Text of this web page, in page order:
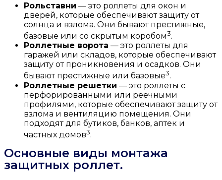
Рольставни — это роллеты для окон и
дверей, которые обеспечивают защиту от
солнца и взлома. Они бывают престижные,
базовые или со скрытым коробом3.
Роллетные ворота — это роллеты для
гаражей или складов, которые обеспечивают
защиту от проникновения и осадков. Они
бывают престижные или базовые3.
Роллетные решетки — это роллеты с
перфорированными или реечными
профилями, которые обеспечивают защиту от
взлома и вентиляцию помещения. Они
подходят для бутиков, банков, аптек и
частных домов3.
Основные виды монтажа
защитных роллет.